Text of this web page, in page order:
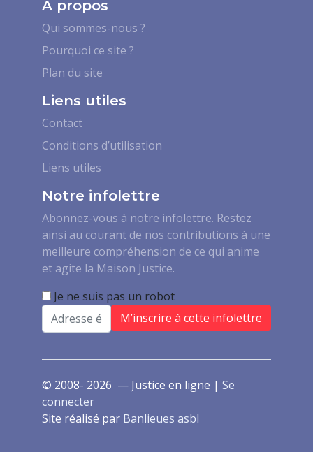
A propos
Qui sommes-nous ?
Pourquoi ce site ?
Plan du site
Liens utiles
Contact
Conditions d’utilisation
Liens utiles
Notre infolettre
Abonnez-vous à notre infolettre. Restez
ainsi au courant de nos contributions à une
meilleure compréhension de ce qui anime
et agite la Maison Justice.
Je ne suis pas un robot
Email
© 2008- 2026 — Justice en ligne | Se
connecter
Site réalisé par Banlieues asbl